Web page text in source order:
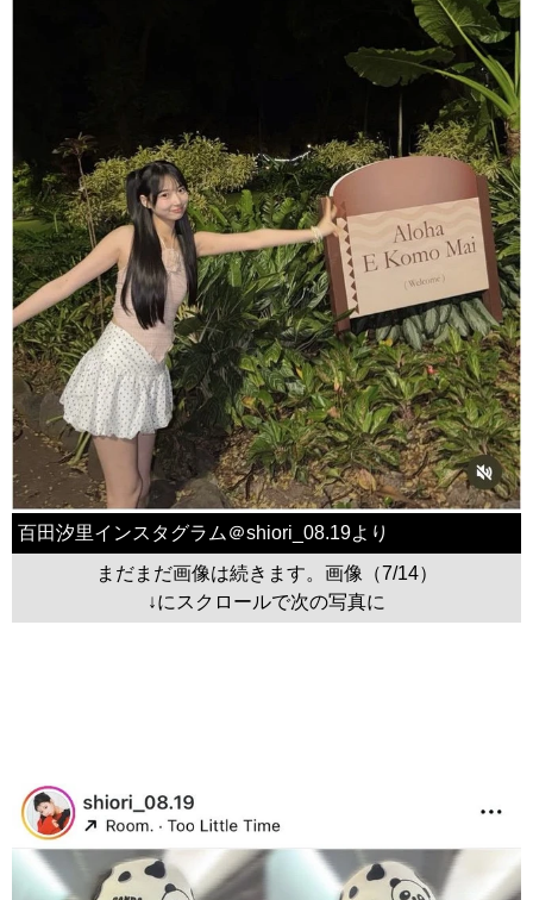
百田汐里インスタグラム＠shiori_08.19より
まだまだ画像は続きます。画像（7/14）
↓にスクロールで次の写真に